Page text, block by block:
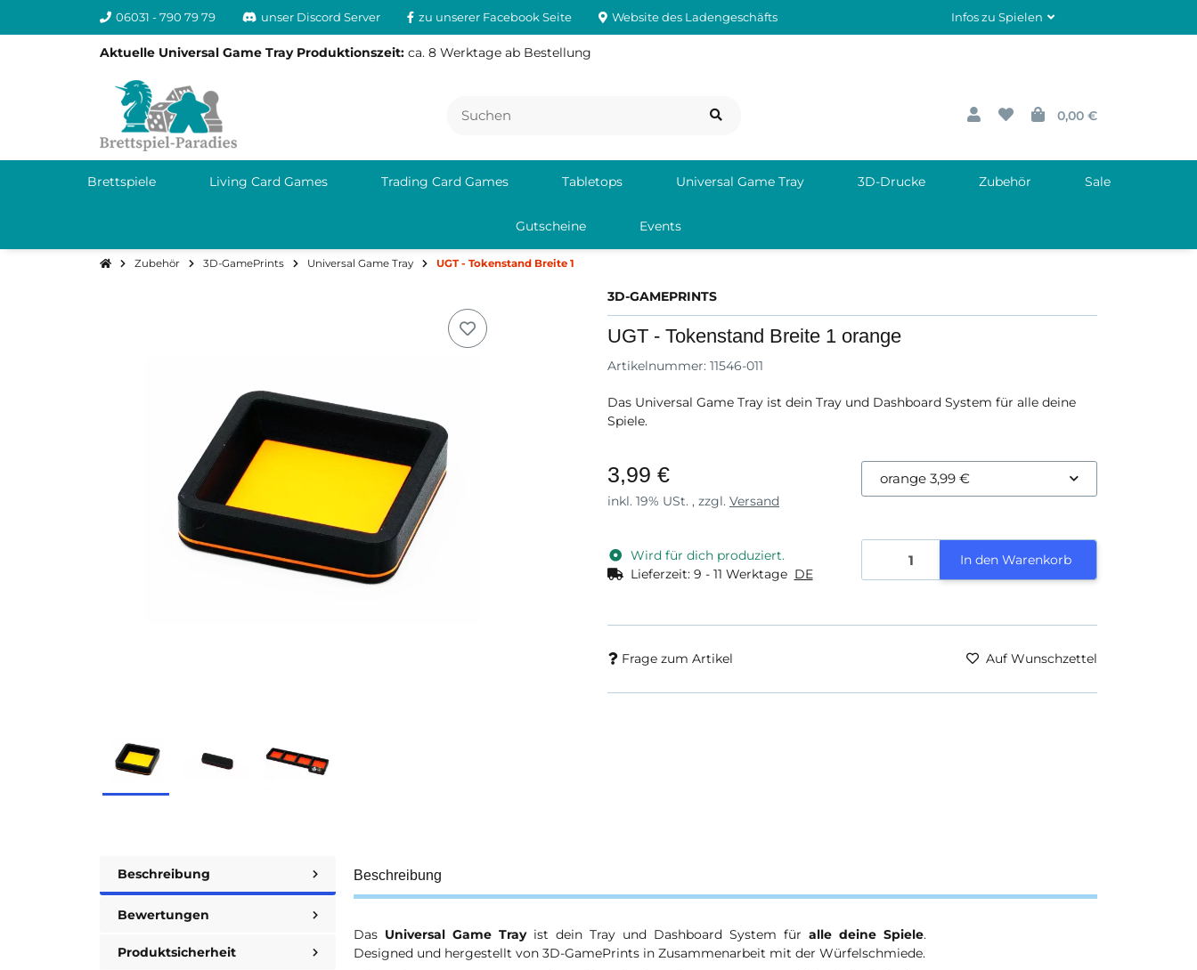
06031 - 790 79 79 unser Discord Server zu unserer Facebook Seite Website des Ladengeschäfts Infos zu Spielen
Aktuelle Universal Game Tray Produktionszeit: ca. 8 Werktage ab Bestellung
0,00 €
Brettspiele Living Card Games Trading Card Games Tabletops Universal Game Tray 3D-Drucke Zubehör Sale
Gutscheine Events
Zubehör 3D-GamePrints Universal Game Tray UGT - Tokenstand Breite 1
3D-GAMEPRINTS
UGT - Tokenstand Breite 1 orange
Artikelnummer: 11546-011
Das Universal Game Tray ist dein Tray und Dashboard System für alle deine
Spiele.
3,99 €
inkl. 19% USt. , zzgl. Versand
Wird für dich produziert.
Lieferzeit: 9 - 11 Werktage DE
orange 3,99 €
In den Warenkorb
Frage zum Artikel Auf Wunschzettel
Beschreibung
Bewertungen
Produktsicherheit
Beschreibung
Das Universal Game Trayist dein Tray und Dashboard System für alle deine Spiele.
Designed und hergestellt von 3D-GamePrints in Zusammenarbeit mit der Würfelschmiede.